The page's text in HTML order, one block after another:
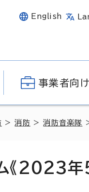
English
事業者向
>消防 >消防音楽隊
《2023年